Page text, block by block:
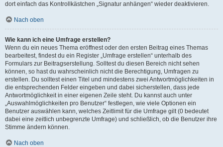
dort einfach das Kontrollkästchen „Signatur anhängen“ wieder deaktivieren.
Nach oben
Wie kann ich eine Umfrage erstellen?
Wenn du ein neues Thema eröffnest oder den ersten Beitrag eines Themas
bearbeitest, findest du ein Register „Umfrage erstellen“ unterhalb des
Formulars zur Beitragserstellung. Solltest du diesen Bereich nicht sehen
können, so hast du wahrscheinlich nicht die Berechtigung, Umfragen zu
erstellen. Du solltest einen Titel und mindestens zwei Antwortmöglichkeiten in
die entsprechenden Felder eingeben und dabei sicherstellen, dass jede
Antwortmöglichkeit in einer eigenen Zeile steht. Du kannst auch unter
„Auswahlmöglichkeiten pro Benutzer“ festlegen, wie viele Optionen ein
Benutzer auswählen kann, welches Zeitlimit für die Umfrage gilt (0 bedeutet
dabei eine zeitlich unbegrenzte Umfrage) und schließlich, ob die Benutzer ihre
Stimme ändern können.
Nach oben